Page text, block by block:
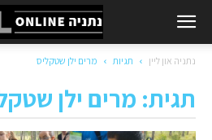
נתניה און ליין תגיות מרים ילן שטקליס
תגית: מרים ילן